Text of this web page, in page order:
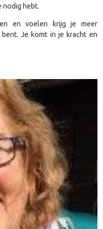
nodig hebt.
en voelen krijg je meer
Je komt in je kracht en